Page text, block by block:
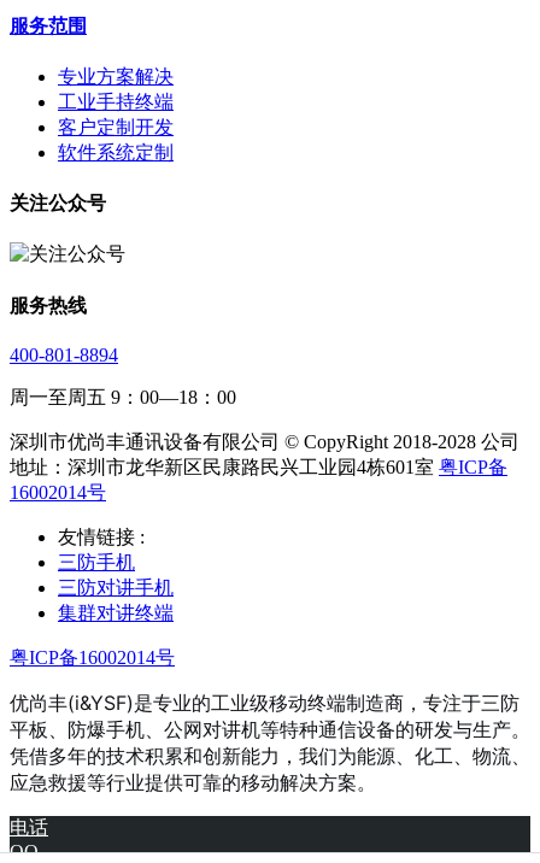
服务范围
专业方案解决
工业手持终端
客户定制开发
软件系统定制
关注公众号
服务热线
400-801-8894
周一至周五 9：00—18：00
深圳市优尚丰通讯设备有限公司 © CopyRight 2018-2028 公司
地址：深圳市龙华新区民康路民兴工业园4栋601室 粤ICP备
16002014号
友情链接 :
三防手机
三防对讲手机
集群对讲终端
粤ICP备16002014号
优尚丰(i&YSF)是专业的工业级移动终端制造商，专注于三防
平板、防爆手机、公网对讲机等特种通信设备的研发与生产。
凭借多年的技术积累和创新能力，我们为能源、化工、物流、
应急救援等行业提供可靠的移动解决方案。
电话
QQ